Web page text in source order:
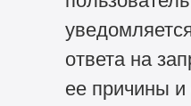
ответа на
ее причины и